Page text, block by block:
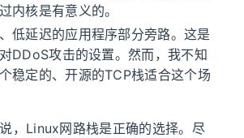
内核是有意义的。
低延迟的应用程序部分旁路。这是
DDoS攻击的设置。然而，我不知
稳定的、开源的TCP栈适合这个场
，Linux网路栈是正确的选择。尽